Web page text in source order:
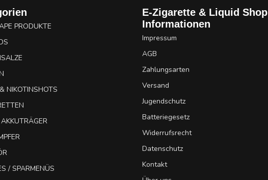
PRODUKTE
NIKOTINSHOTS
/ SPARMENÜS
E-Zigarette & Liquid Shop
Informationen
Impressum
AGB
Zahlungsarten
Versand
Jugendschutz
Batteriegesetz
Widerrufsrecht
Datenschutz
Kontakt